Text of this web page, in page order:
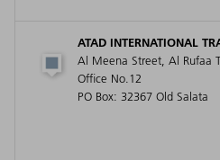
ATAD INTERNATIONAL
Al Meena Street, Al Rufaa
Office No.12
PO Box: 32367 Old Salata